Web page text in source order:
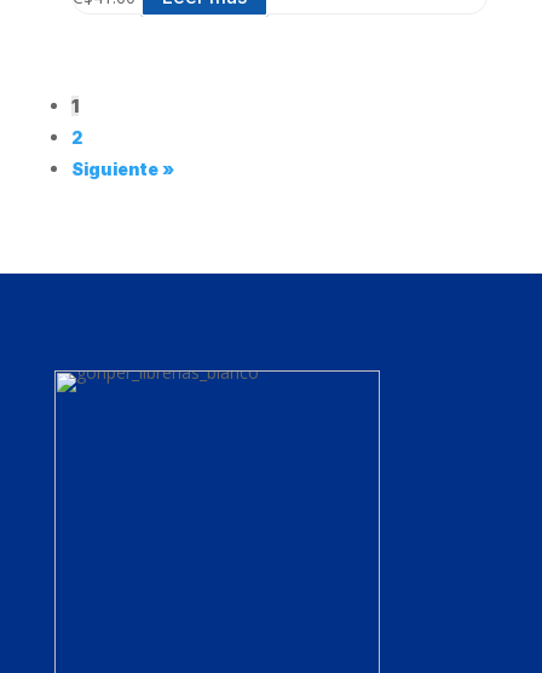
1
2
Siguiente »